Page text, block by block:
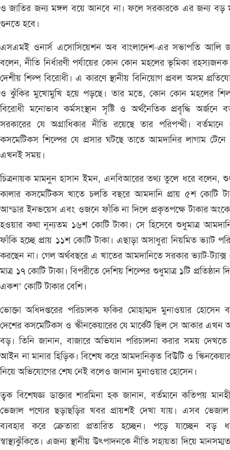
ও জাতির জন্য মঙ্গল বয়ে আনবে না। ফলে সরকারকে এর জন্য বড়
গুনতে হবে।
এসএমই ওনার্স এসোসিয়েশন অব বাংলাদেশ-এর সভাপতি আলি
বলেন, নীতি নির্ধারণী পর্যায়ের কোন কোন মহলের ভূমিকা
দেশীয় শিল্প বিরোধী। এ কারণে স্থানীয় বিনিয়োগ প্রবল অসম
ও ঝুঁকির মুখোমুখি হয়ে পড়ছে। তার মতে, কোন কোন মহলের
বিরোধী মনোভাব কর্মসংস্থান সৃষ্টি ও অর্থনৈতিক প্রবৃদ্ধি অর্জনে
সরকারের যে অগ্রাধিকার নীতি রয়েছে তার পরিপন্থী। বর্তমানে
কসমেটিকস শিল্পের যে প্রসার ঘটছে তাতে আমদানির লাগাম টেনে
এখনই সময়।
চিত্রনায়ক মামনুন হাসান ইমন, এনবিআরের তথ্য তুলে ধরে বলেন,
কালার কসমেটিকস খাতে চলতি বছরে আমদানি প্রায় ৫শ কোটি
আন্ডার ইনভয়েস এবং ওজনে ফাঁকি না দিলে প্রকৃতপক্ষে টাকার
হওয়ার কথা নূন্যতম ১৬শ কোটি টাকা। সে হিসেবে শুধুমাত্র
ফাঁকি হচ্ছে প্রায় ১১শ কোটি টাকা। এছাড়া অসাধুরা নিয়মিত ভ্যাট
করছেন না। গেল অর্থবছরে এ খাতের আমদানিতে সরকার ভ্যাট-ট্যাক্স
মাত্র ১৭ কোটি টাকা। বিপরীতে দেশিয় শিল্পের শুধুমাত্র ১টি প্রতিষ্ঠান
একশ’ কোটি টাকার বেশি।
ভোক্তা অধিদপ্তরের পরিচালক ফকির মোহাম্মদ মুনাওয়ার হোসেন
দেশের কসমেটিকস ও স্কীনকেয়ারের যে মার্কেট ছিল সে আকার এখন
বড়। তিনি জানান, বাজারে অভিযান পরিচালনা করার সময়
আইন না মানার হিড়িক। বিশেষ করে আমদানিকৃত বিউটি ও
নিয়ে অভিযোগের শেষ নেই বলেও জানান মুনাওয়ার হোসেন।
ত্বক বিশেষজ্ঞ ডাক্তার শারমিনা হক জানান, বর্তমানে কতিপয়
ভেজাল পণ্যের ছড়াছড়ির খবর প্রায়শই দেখা যায়। এসব
ব্যবহার করে ক্রেতারা প্রতারিত হচ্ছেন। পড়ে যাচ্ছেন বড়
স্বাস্থ্যঝুঁকিতে। এজন্য স্থানীয় উৎপাদনকে নীতি সহায়তা দিয়ে